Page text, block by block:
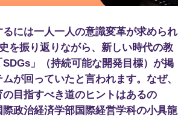
には一人一人の意識変革が求められ
を振り返りながら、新しい時代の教
」（持続可能な開発目標）が掲
が回っていたと言われます。なぜ、
目指すべき道のヒントはあるの
政治経済学部国際経営学科の小具龍